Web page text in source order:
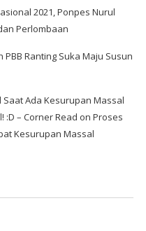
2021, Ponpes Nurul
Perlombaan
PBB Ranting Suka Maju Susun
Saat Ada Kesurupan Massal
:D – Corner Read on Proses
Kesurupan Massal